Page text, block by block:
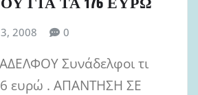
2008 0
Συνάδελφοι τι
ευρώ . ΑΠΑΝΤΗΣΗ ΣΕ